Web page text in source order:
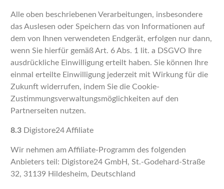
Alle oben beschriebenen Verarbeitungen, insbesondere
das Auslesen oder Speichern das von Informationen auf
dem von Ihnen verwendeten Endgerät, erfolgen nur dann,
wenn Sie hierfür gemäß Art. 6 Abs. 1 lit. a DSGVO Ihre
ausdrückliche Einwilligung erteilt haben. Sie können Ihre
einmal erteilte Einwilligung jederzeit mit Wirkung für die
Zukunft widerrufen, indem Sie die Cookie-
Zustimmungsverwaltungsmöglichkeiten auf den
Partnerseiten nutzen.
8.3Digistore24 Affiliate
Wir nehmen am Affiliate-Programm des folgenden
Anbieters teil: Digistore24 GmbH, St.-Godehard-Straße
32, 31139 Hildesheim, Deutschland